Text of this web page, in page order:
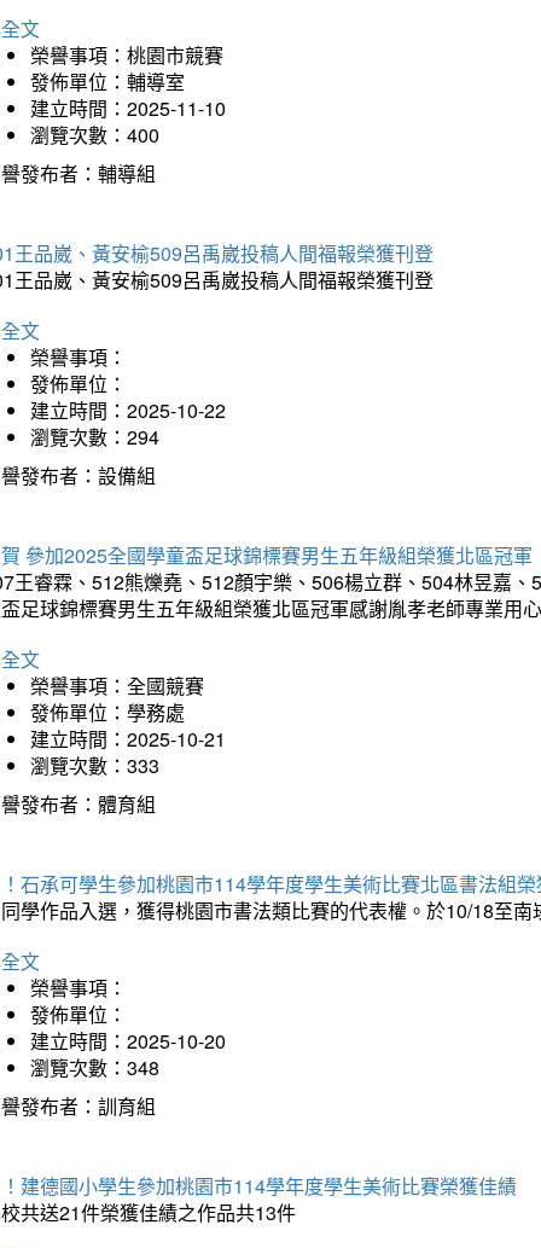
文
榮譽事項：桃園市競賽
發佈單位：輔導室
建立時間：2025-11-10
瀏覽次數：400
發布者：輔導組
王品崴、黃安榆509呂禹崴投稿人間福報榮獲刊登
王品崴、黃安榆509呂禹崴投稿人間福報榮獲刊登
文
榮譽事項：
發佈單位：
建立時間：2025-10-22
瀏覽次數：294
發布者：設備組
參加2025全國學童盃足球錦標賽男生五年級組榮獲北區冠軍
王睿霖、512熊爍堯、512顏宇樂、506楊立群、504林昱嘉
足球錦標賽男生五年級組榮獲北區冠軍感謝胤孝老師專業用
文
榮譽事項：全國競賽
發佈單位：學務處
建立時間：2025-10-21
瀏覽次數：333
發布者：體育組
石承可學生參加桃園市114學年度學生美術比賽北區書法組
學作品入選，獲得桃園市書法類比賽的代表權。於10/18至
文
榮譽事項：
發佈單位：
建立時間：2025-10-20
瀏覽次數：348
發布者：訓育組
建德國小學生參加桃園市114學年度學生美術比賽榮獲佳績
共送21件榮獲佳績之作品共13件